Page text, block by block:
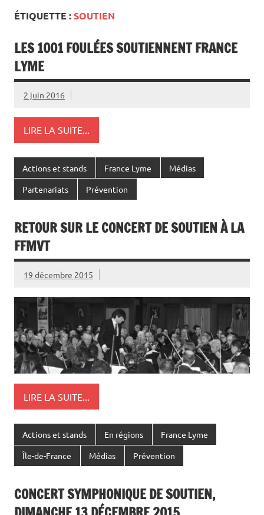
ÉTIQUETTE :SOUTIEN
LES 1001 FOULÉES SOUTIENNENT FRANCE
LYME
2 juin 2016
LIRE LA SUITE...
Actions et stands France Lyme Médias
Partenariats Prévention
RETOUR SUR LE CONCERT DE SOUTIEN À LA
FFMVT
19 décembre 2015
LIRE LA SUITE...
Actions et stands En régions France Lyme
Île-de-France Médias Prévention
CONCERT SYMPHONIQUE DE SOUTIEN,